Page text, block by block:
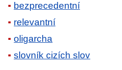
bezprecedentní
relevantní
oligarcha
slovník cizích slov